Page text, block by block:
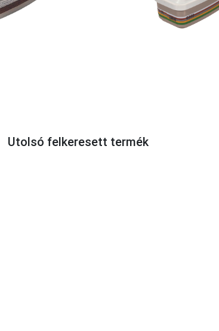
Utolsó felkeresett termék